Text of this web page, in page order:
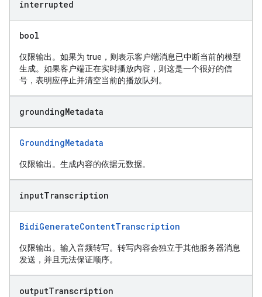
interrupted
bool
仅限输出。如果为 true，则表示客户端消息已中断当前的模型
生成。如果客户端正在实时播放内容，则这是一个很好的信
号，表明应停止并清空当前的播放队列。
groundingMetadata
GroundingMetadata
仅限输出。生成内容的依据元数据。
inputTranscription
BidiGenerateContentTranscription
仅限输出。输入音频转写。转写内容会独立于其他服务器消息
发送，并且无法保证顺序。
outputTranscription